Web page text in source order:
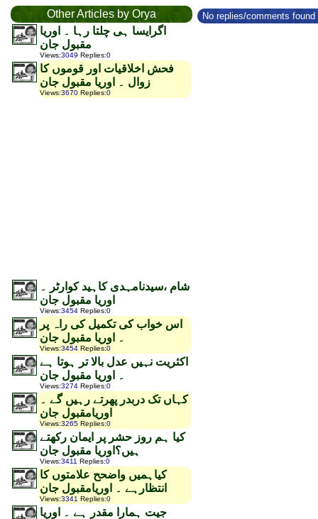
Other Articles by Orya
اگرایسا ہی چلتا رہا ۔ اوریا
مقبول جان
Views:3049 Replies:0
فحش اخلاقیات اور قوموں کا
زوال ۔ اوریا مقبول جان
Views:3670 Replies:0
شام ،سیدنامہدی کاہید کوارٹر ۔
اوریا مقبول جان
Views:3454 Replies:0
اس خواب کی تکمیل کی راہ پر
۔ اوریا مقبول جان
Views:3454 Replies:0
اکثریت نہیں عدل بالا تر ہوتا ہے
۔ اوریا مقبول جان
Views:3274 Replies:0
کہاں تک دربدر پھرتے رہیں گے ۔
اوریامقبول جان
Views:3265 Replies:0
کیا ہم روز حشر پر ایمان رکھتے
ہیں؟اوریا مقبول جان
Views:3411 Replies:0
کیاہمیں واضحح علامتوں کا
انتظارہے ۔ اوریامقبول جان
Views:3341 Replies:0
جیت ہمارا مقدر ہے ۔ اوریا
No replies/comments